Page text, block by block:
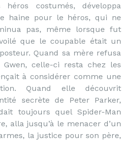
héros costumés, développa
haine pour le héros, qui ne
pas, même lorsque fut
que le coupable était un
Quand sa mère refusa
Gwen, celle-ci resta chez les
à considérer comme une
Quand elle découvrit
secrète de Peter Parker,
toujours quel Spider-Man
alla jusqu’à le menacer d’un
la justice pour son père,